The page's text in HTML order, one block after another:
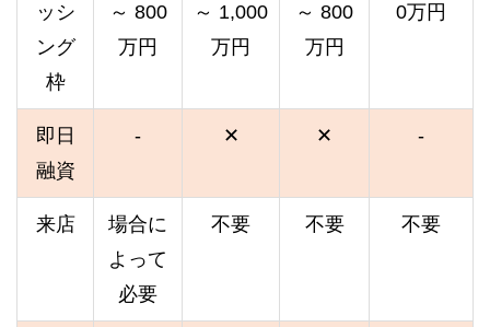
ッシ
ング
枠
～ 800
万円
～ 1,000
万円
～ 800
万円
0万円
即日
融資
- ✕ ✕ -
来店
場合に
よって
必要
不要 不要 不要